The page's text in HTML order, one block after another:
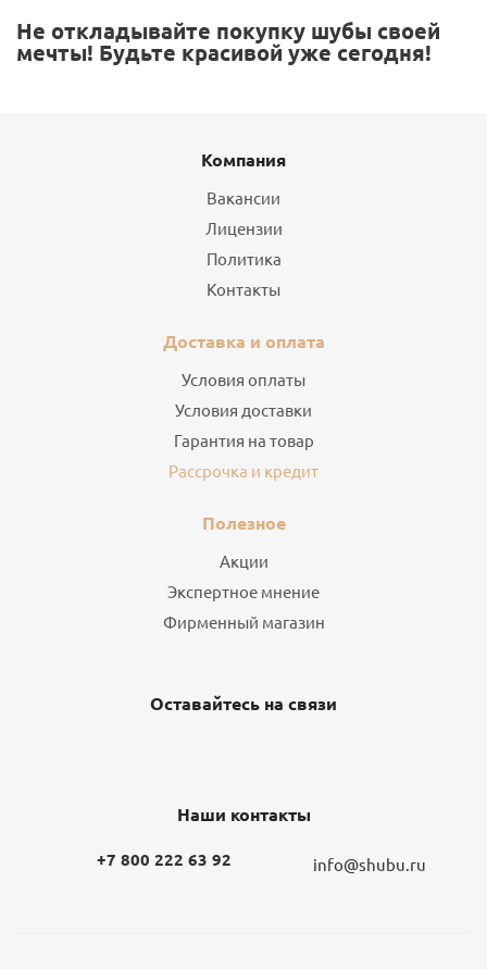
Не откладывайте покупку шубы своей
мечты! Будьте красивой уже сегодня!
Компания
Вакансии
Лицензии
Политика
Контакты
Доставка и оплата
Условия оплаты
Условия доставки
Гарантия на товар
Рассрочка и кредит
Полезное
Акции
Экспертное мнение
Фирменный магазин
Оставайтесь на связи
Наши контакты
+7 800 222 63 92 info@shubu.ru